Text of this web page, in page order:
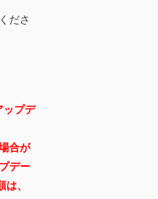
ださ
ップデ
合が
デー
、